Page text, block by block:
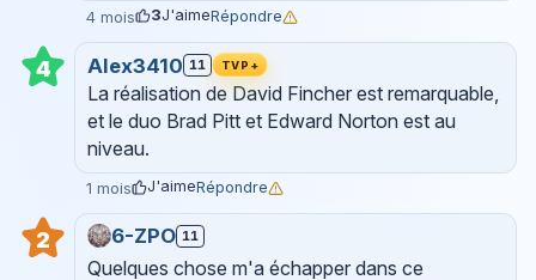
4 mois 3J'aimeRépondre
4 Alex3410 11 TVP+
La réalisation de David Fincher est remarquable,
et le duo Brad Pitt et Edward Norton est au
niveau.
1 mois J'aimeRépondre
2 6-ZPO 11
Quelques chose m'a échapper dans ce